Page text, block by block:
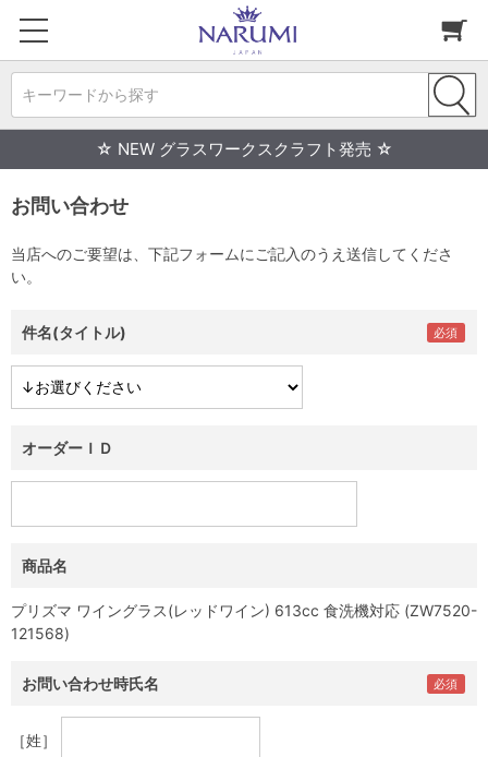
キーワードから探す
☆ NEW グラスワークスクラフト発売 ☆
お問い合わせ
当店へのご要望は、下記フォームにご記入のうえ送信してくださ
い。
件名(タイトル)
オーダーＩＤ
商品名
プリズマ ワイングラス(レッドワイン) 613cc 食洗機対応 (ZW7520-
121568)
お問い合わせ時氏名
［姓］